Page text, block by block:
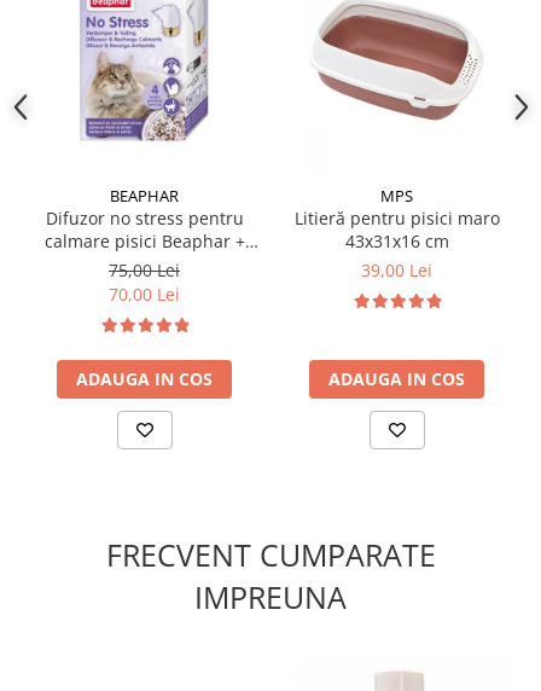
Oferiți jucăria animalului pentru joacă zilnică, dupa ce
trageti de inel, apoi se va misca
Supravegheați primele sesiuni de joacă
Îndepărtați jucăria dacă devine deteriorată
Ideală pentru aport, prins, purtat sau ros ușor
Pluș moale premium
Umplutură sigură pentru animale
Material ușor, rezistent și non-toxic
BEAPHAR
Difuzor no stress pentru
calmare pisici Beaphar +
rezervă 30 ml
75,00 Lei
70,00 Lei
ADAUGA IN COS
MPS
Litieră pentru pisici maro
43x31x16 cm
39,00 Lei
ADAUGA IN COS
FRECVENT CUMPARATE
IMPREUNA